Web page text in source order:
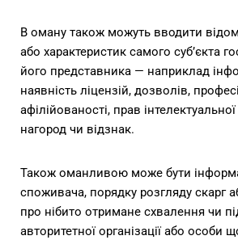
В оману також можуть вводити
або характеристик самого суб’єкта
його представника — наприклад
наявність ліцензій, дозволів,
афілійованості, прав
нагород чи відзнак.
Також оманливою може бути
споживача, порядку розгляду скарг
про нібито отримане схвалення чи
авторитетної організації або особи